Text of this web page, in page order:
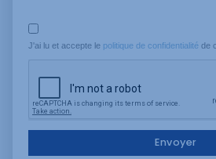
J'ai lu et accepte le politique de confidentialité de
Envoyer